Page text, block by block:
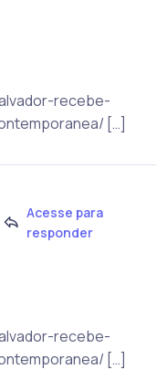
recebe-
[…]
Acesse para
responder
recebe-
[…]